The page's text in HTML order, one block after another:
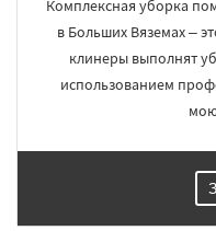
Комплексная уборка
в Больших Вяземах –
клинеры выполнят
использованием